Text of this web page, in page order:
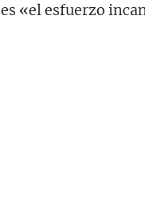
«el esfuerzo